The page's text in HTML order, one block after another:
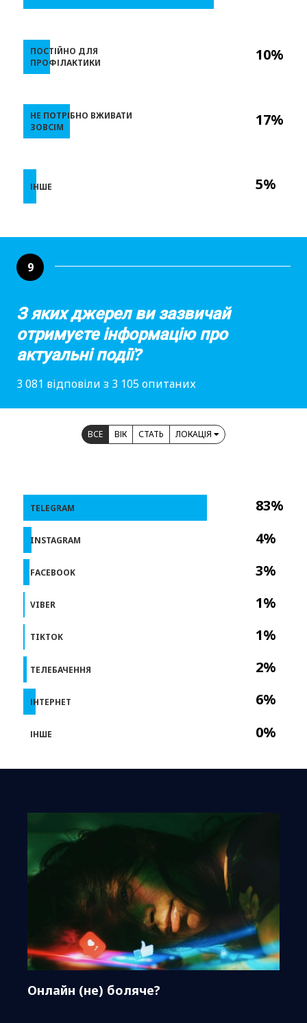
10%
17%
5%
ПОСТІЙНО ДЛЯ
ПРОФІЛАКТИКИ
НЕ ПОТРІБНО ВЖИВАТИ
ЗОВСІМ
ІНШЕ
9
З яких джерел ви зазвичай
отримуєте інформацію про
актуальні події?
3 081 відповіли з 3 105 опитаних
ВСЕ ВІК СТАТЬ ЛОКАЦІЯ
83%
4%
3%
1%
1%
2%
6%
0%
TELEGRAM
INSTAGRAM
FACEBOOK
VIBER
TIKTOK
ТЕЛЕБАЧЕННЯ
ІНТЕРНЕТ
ІНШЕ
Онлайн (не) боляче?